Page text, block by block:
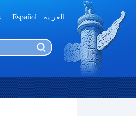
Español العربية